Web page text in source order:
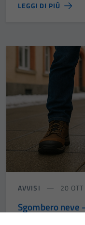
LEGGI DI PIÙ
AVVISI 20
Sgombero